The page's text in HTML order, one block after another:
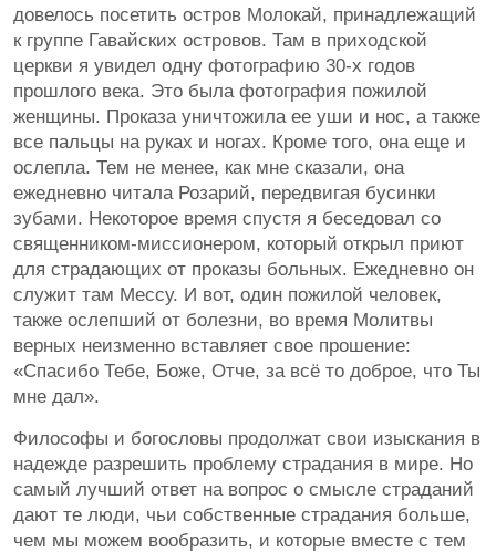
довелось посетить остров Молокай, принадлежащий
к группе Гавайских островов. Там в приходской
церкви я увидел одну фотографию 30-х годов
прошлого века. Это была фотография пожилой
женщины. Проказа уничтожила ее уши и нос, а также
все пальцы на руках и ногах. Кроме того, она еще и
ослепла. Тем не менее, как мне сказали, она
ежедневно читала Розарий, передвигая бусинки
зубами. Некоторое время спустя я беседовал со
священником-миссионером, который открыл приют
для страдающих от проказы больных. Ежедневно он
служит там Мессу. И вот, один пожилой человек,
также ослепший от болезни, во время Молитвы
верных неизменно вставляет свое прошение:
«Спасибо Тебе, Боже, Отче, за всё то доброе, что Ты
мне дал».
Философы и богословы продолжат свои изыскания в
надежде разрешить проблему страдания в мире. Но
самый лучший ответ на вопрос о смысле страданий
дают те люди, чьи собственные страдания больше,
чем мы можем вообразить, и которые вместе с тем